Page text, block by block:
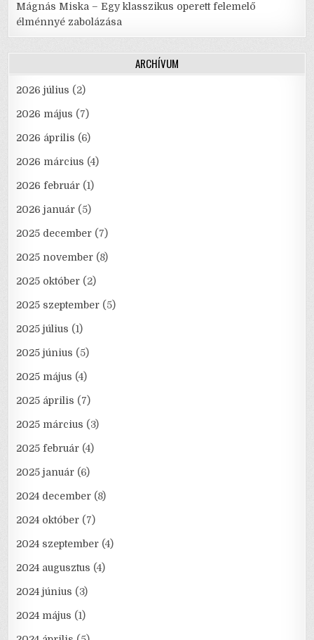
Mágnás Miska – Egy klasszikus operett felemelő
élménnyé zabolázása
ARCHÍVUM
2026 július (2)
2026 május (7)
2026 április (6)
2026 március (4)
2026 február (1)
2026 január (5)
2025 december (7)
2025 november (8)
2025 október (2)
2025 szeptember (5)
2025 július (1)
2025 június (5)
2025 május (4)
2025 április (7)
2025 március (3)
2025 február (4)
2025 január (6)
2024 december (8)
2024 október (7)
2024 szeptember (4)
2024 augusztus (4)
2024 június (3)
2024 május (1)